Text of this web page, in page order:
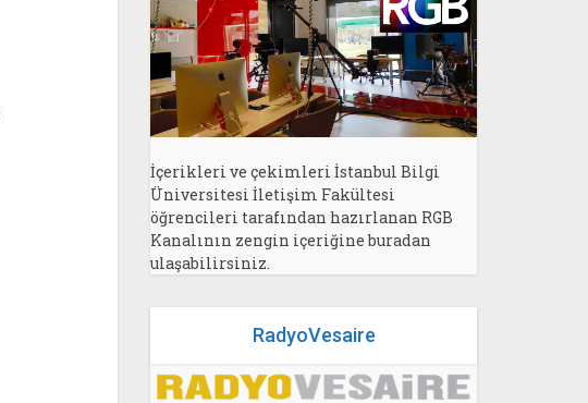
İçerikleri ve çekimleri İstanbul Bilgi
Üniversitesi İletişim Fakültesi
öğrencileri tarafından hazırlanan RGB
Kanalının zengin içeriğine buradan
ulaşabilirsiniz.
RadyoVesaire